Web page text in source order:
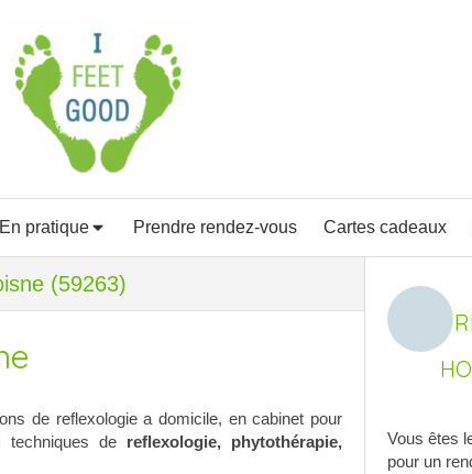
En pratique Prendre rendez-vous Cartes cadeaux
(59263)
de reflexologie a domicile, en cabinet pour
techniques de reflexologie, phytothérapie,
Vous êtes
pour un